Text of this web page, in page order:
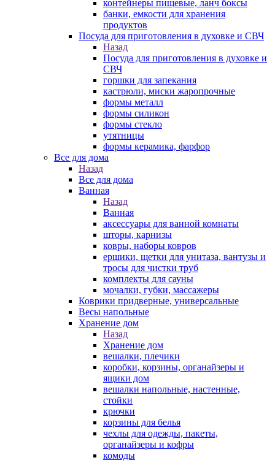
контейнеры пищевые, ланч боксы
банки, емкости для хранения
продуктов
Посуда для приготовления в духовке и СВЧ
Назад
Посуда для приготовления в духовке и
СВЧ
горшки для запекания
кастрюли, миски жаропрочные
формы металл
формы силикон
формы стекло
утятницы
формы керамика, фарфор
Все для дома
Назад
Все для дома
Ванная
Назад
Ванная
аксессуары для ванной комнаты
шторы, карнизы
ковры, наборы ковров
ершики, щетки для унитаза, вантузы и
тросы для чистки труб
комплекты для сауны
мочалки, губки, массажеры
Коврики придверные, универсальные
Весы напольные
Хранение дом
Назад
Хранение дом
вешалки, плечики
коробки, корзины, органайзеры и
ящики дом
вешалки напольные, настенные,
стойки
крючки
корзины для белья
чехлы для одежды, пакеты,
органайзеры и кофры
комоды